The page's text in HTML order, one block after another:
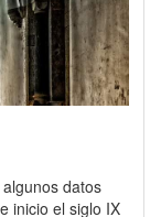
algunos datos